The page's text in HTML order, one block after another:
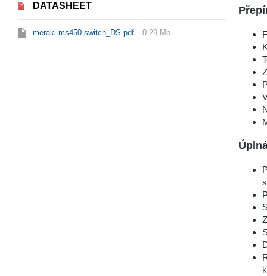
DATASHEET
meraki-ms450-switch_DS.pdf 0.29 Mb